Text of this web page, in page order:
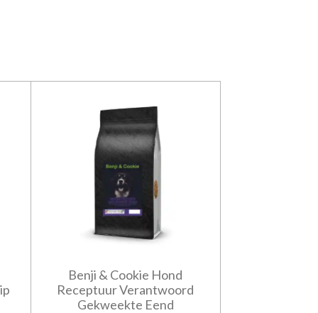
Benji & Cookie Hond
Receptuur Verantwoord
Gekweekte Eend